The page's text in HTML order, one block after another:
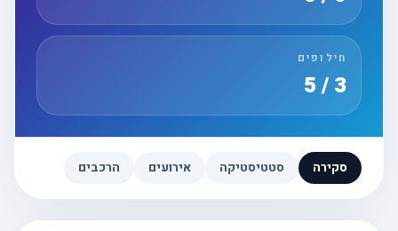
חילופים
3 / 5
סקירה סטטיסטיקה אירועים הרכבים